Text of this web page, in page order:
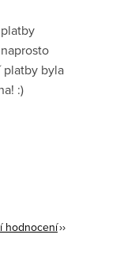
platby byla
:)
hodnocení